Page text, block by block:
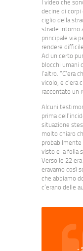
I video che
decine di
ciglio della
strade intorno
principale via
rendere
Ad un certo
blocchi umani
l’altro. “C’era
vicolo, e c’era
raccontato un
Alcuni
prima
situazione
molto chiaro
probabilmente
visto e la folla
Verso le 22
eravamo così
che abbiamo
c’erano delle